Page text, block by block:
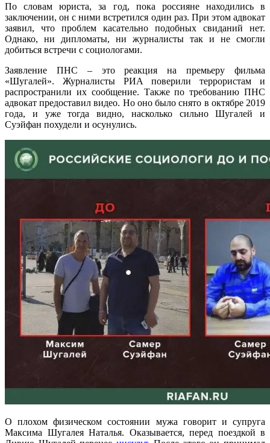
По словам юриста, за год, пока россияне находились в
заключении, он с ними встретился один раз. При этом адвокат
заявил, что проблем касательно подобных свиданий нет.
Однако, ни дипломаты, ни журналисты так и не смогли
добиться встречи с социологами.
Заявление ПНС – это реакция на премьеру фильма
«Шугалей». Журналисты РИА поверили террористам и
распространили их сообщение. Также по требованию ПНС
адвокат предоставил видео. Но оно было снято в октябре 2019
года, и уже тогда видно, насколько сильно Шугалей и
Суэйфан похудели и осунулись.
О плохом физическом состоянии мужа говорит и супруга
Максима Шугалея Наталья. Оказывается, перед поездкой в